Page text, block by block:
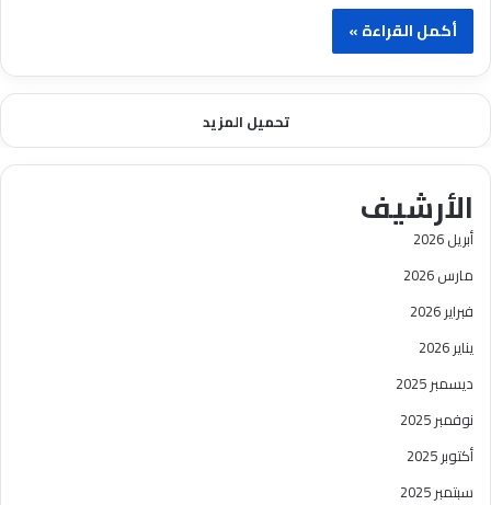
أكمل القراءة »
تحميل المزيد
الأرشيف
أبريل 2026
مارس 2026
فبراير 2026
يناير 2026
ديسمبر 2025
نوفمبر 2025
أكتوبر 2025
سبتمبر 2025